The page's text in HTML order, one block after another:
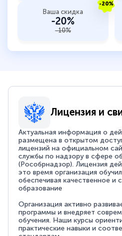
-20%
Ваша скидка
-20%
-10%
Лицензия и
Актуальная информация о
размещена в открытом
лицензий на официальном
службы по надзору в сфере
(Рособрнадзор). Лицензия
это время организация
обеспечивая качественное и
образование
Организация активно
программы и внедряет
обучения. Наши курсы
практические навыки и